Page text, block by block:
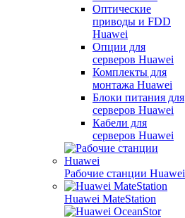
Оптические
приводы и FDD
Huawei
Опции для
серверов Huawei
Комплекты для
монтажа Huawei
Блоки питания для
серверов Huawei
Кабели для
серверов Huawei
Рабочие станции Huawei
Huawei MateStation